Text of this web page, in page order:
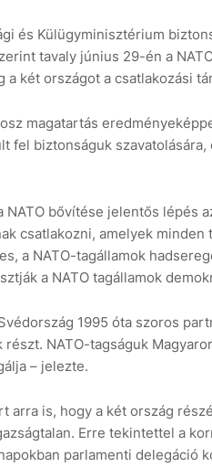
és Külügyminisztérium
tavaly június 29-én a
a két országot a csatlakozási
magatartás
fel biztonságuk
NATO bővítése jelentős lépés
csatlakozni, amelyek
a NATO-tagállamok
a NATO tagállamok
1995 óta szoros
részt. NATO-tagságuk
– jelezte.
arra is, hogy a két ország
Erre tekintettel a
parlamenti delegáció